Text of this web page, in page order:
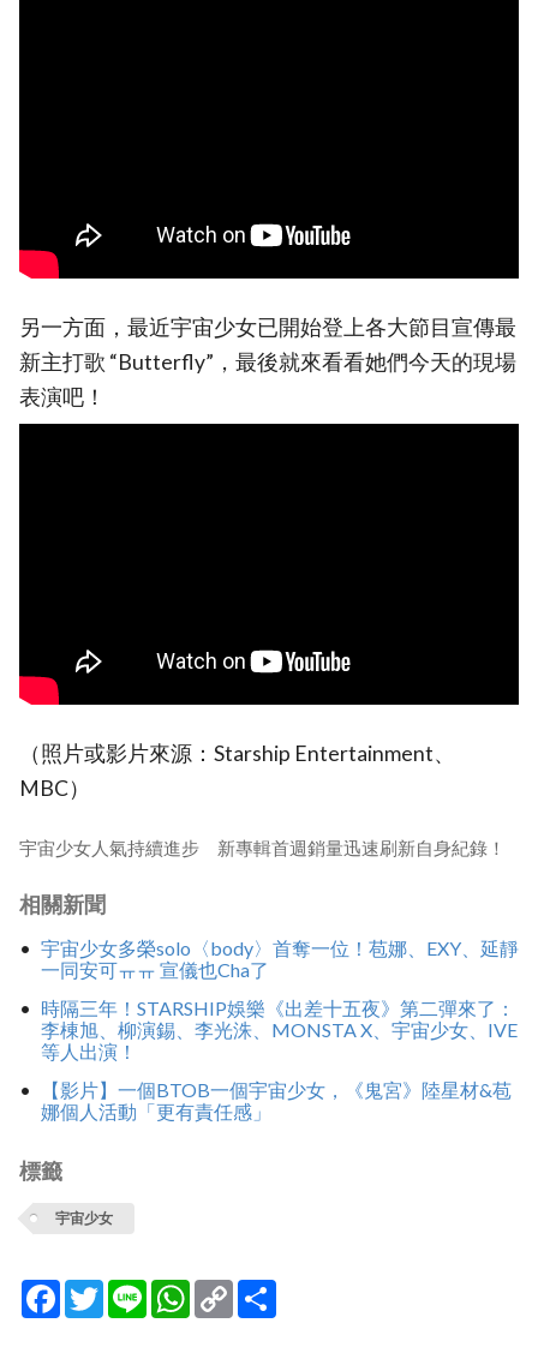
另一方面，最近宇宙少女已開始登上各大節目宣傳最
新主打歌 “Butterfly”，最後就來看看她們今天的現場
表演吧！
（照片或影片來源：Starship Entertainment、
MBC）
宇宙少女人氣持續進步 新專輯首週銷量迅速刷新自身紀錄！
相關新聞
宇宙少女多榮solo〈body〉首奪一位！苞娜、EXY、延靜
一同安可ㅠㅠ 宣儀也Cha了
時隔三年！STARSHIP娛樂《出差十五夜》第二彈來了：
李棟旭、柳演錫、李光洙、MONSTA X、宇宙少女、IVE
等人出演！
【影片】一個BTOB一個宇宙少女，《鬼宮》陸星材&苞
娜個人活動「更有責任感」
標籤
宇宙少女
Facebook
TwitterLine WhatsApp
Copy
Link